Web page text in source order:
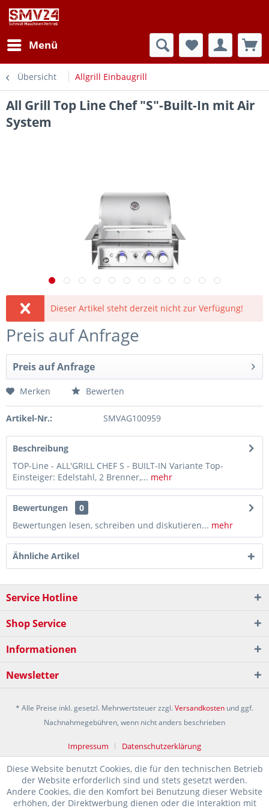
Menü
Übersicht Allgrill Einbaugrill
All Grill Top Line Chef "S"-Built-In mit Air
System
Dieser Artikel steht derzeit nicht zur Verfügung!
Preis auf Anfrage
Preis auf Anfrage
Merken Bewerten
Artikel-Nr.: SMVAG100959
Beschreibung
TOP-Line - ALL'GRILL CHEF S - BUILT-IN Variante Top-
Einsteiger: Edelstahl, 2 Brenner,... mehr
Bewertungen
0
Bewertungen lesen, schreiben und diskutieren... mehr
Ähnliche Artikel
Service Hotline
Shop Service
Informationen
Newsletter
* Alle Preise inkl. gesetzl. Mehrwertsteuer zzgl.Versandkosten und ggf.
Nachnahmegebühren, wenn nicht anders beschrieben
Impressum Datenschutzerklärung
Diese Website benutzt Cookies, die für den technischen Betrieb
der Website erforderlich sind und stets gesetzt werden.
Andere Cookies, die den Komfort bei Benutzung dieser Website
erhöhen, der Direktwerbung dienen oder die Interaktion mit